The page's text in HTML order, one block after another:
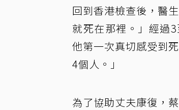
回到香港檢查後，醫
就死在那裡。」經過
他第一次真切感受到
4個人。」
為了協助丈夫康復，